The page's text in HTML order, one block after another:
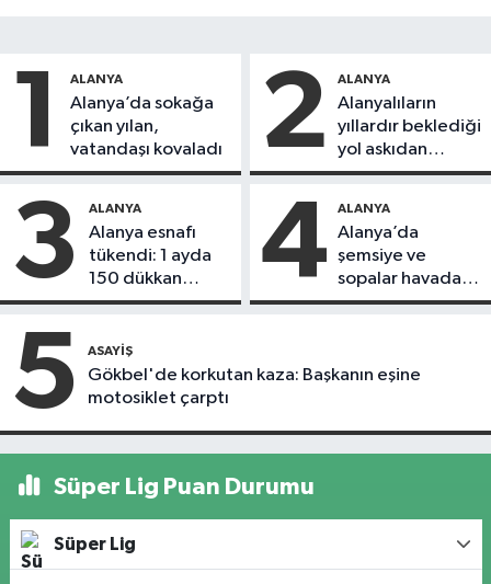
1 ALANYA
Alanya’da sokağa
çıkan yılan,
vatandaşı kovaladı
2 ALANYA
Alanyalıların
yıllardır beklediği
yol askıdan
döndü
3 ALANYA
Alanya esnafı
tükendi: 1 ayda
150 dükkan
kapandı
4 ALANYA
Alanya’da
şemsiye ve
sopalar havada
uçuştu
5 ASAYIŞ
Gökbel'de korkutan kaza: Başkanın eşine
motosiklet çarptı
Süper Lig Puan Durumu
Süper Lig